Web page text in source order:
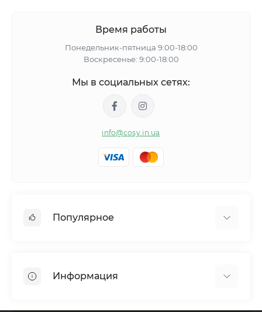
Время работы
Понедельник-пятница 9:00-18:00
Воскресенье: 9:00-18:00
Мы в социальных сетях:
info@cosy.in.ua
Популярное
Тапочки
Информация
Отзывы о магазине